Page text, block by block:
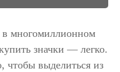
в многомиллионном
значки ― легко.
чтобы выделиться из